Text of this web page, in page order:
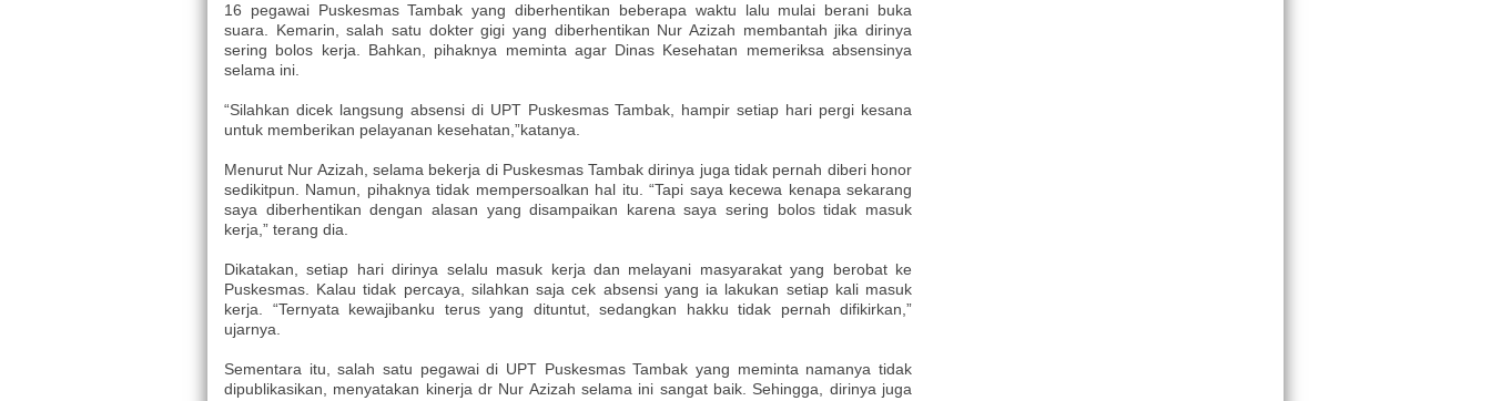
16 pegawai Puskesmas Tambak yang diberhentikan beberapa waktu lalu mulai berani buka
suara. Kemarin, salah satu dokter gigi yang diberhentikan Nur Azizah membantah jika dirinya
sering bolos kerja. Bahkan, pihaknya meminta agar Dinas Kesehatan memeriksa absensinya
selama ini.
“Silahkan dicek langsung absensi di UPT Puskesmas Tambak, hampir setiap hari pergi kesana
untuk memberikan pelayanan kesehatan,”katanya.
Menurut Nur Azizah, selama bekerja di Puskesmas Tambak dirinya juga tidak pernah diberi honor
sedikitpun. Namun, pihaknya tidak mempersoalkan hal itu. “Tapi saya kecewa kenapa sekarang
saya diberhentikan dengan alasan yang disampaikan karena saya sering bolos tidak masuk
kerja,” terang dia.
Dikatakan, setiap hari dirinya selalu masuk kerja dan melayani masyarakat yang berobat ke
Puskesmas. Kalau tidak percaya, silahkan saja cek absensi yang ia lakukan setiap kali masuk
kerja. “Ternyata kewajibanku terus yang dituntut, sedangkan hakku tidak pernah difikirkan,”
ujarnya.
Sementara itu, salah satu pegawai di UPT Puskesmas Tambak yang meminta namanya tidak
dipublikasikan, menyatakan kinerja dr Nur Azizah selama ini sangat baik. Sehingga, dirinya juga